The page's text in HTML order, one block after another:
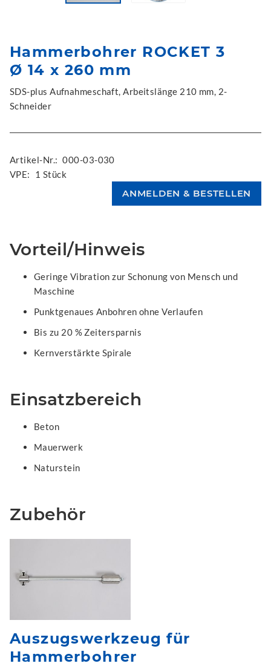
Hammerbohrer ROCKET 3
Ø 14 x 260 mm
SDS-plus Aufnahmeschaft, Arbeitslänge 210 mm, 2-
Schneider
Artikel-Nr.: 000-03-030
VPE:
1 Stück
Vorteil/Hinweis
Geringe Vibration zur Schonung von Mensch und
Maschine
Punktgenaues Anbohren ohne Verlaufen
Bis zu 20 % Zeitersparnis
Kernverstärkte Spirale
Einsatzbereich
Beton
Mauerwerk
Naturstein
Zubehör
Auszugswerkzeug für
Hammerbohrer